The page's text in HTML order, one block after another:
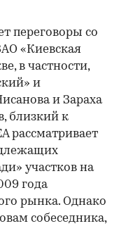
переговоры со
«Киевская
в частности,
и
и Зараха
близкий к
рассматривает
участков на
года
рынка. Однако
собеседника,